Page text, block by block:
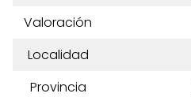
Valoración
Localidad
Provincia